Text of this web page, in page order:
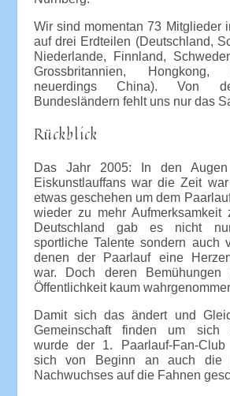
Wir sind momentan 73 Mitglieder
auf drei Erdteilen (Deutschland,
Niederlande, Finnland,
Grossbritannien,
neuerdings China). Von
Bundesländern fehlt uns nur das
Rückblick
Das Jahr 2005: In den
Eiskunstlauffans war die Zeit
etwas geschehen um dem
wieder zu mehr Aufmerksamkeit
Deutschland gab es nicht
sportliche Talente sondern auch
denen der Paarlauf eine
war. Doch deren
Öffentlichkeit kaum
Damit sich das ändert und
Gemeinschaft finden um sich
wurde der 1. Paarlauf-Fan-
sich von Beginn an auch die
Nachwuchses auf die Fahnen